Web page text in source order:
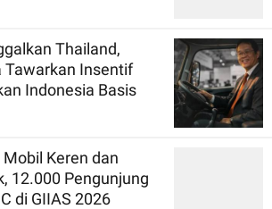
Thailand,
Tawarkan Insentif
Indonesia Basis
Keren dan
12.000 Pengunjung
di GIIAS 2026